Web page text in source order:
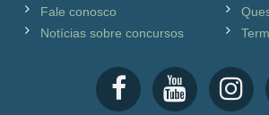
Fale conosco
Notícias sobre concursos